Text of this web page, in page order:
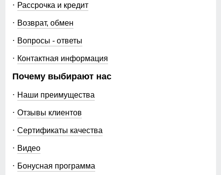
Рассрочка и кредит
Возврат, обмен
Вопросы - ответы
Контактная информация
Почему выбирают нас
Наши преимущества
Отзывы клиентов
Сертификаты качества
Видео
Бонусная программа